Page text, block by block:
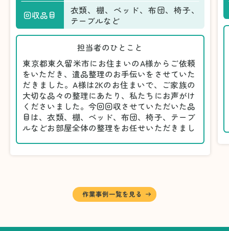
回収品目
衣類、棚、ベッド、布団、椅子、
テーブルなど
担当者のひとこと
東京都東久留米市にお住まいのA様からご依頼
をいただき、遺品整理のお手伝いをさせていた
だきました。A様は2Kのお住まいで、ご家族の
大切な品々の整理にあたり、私たちにお声がけ
くださいました。今回回収させていただいた品
目は、衣類、棚、ベッド、布団、椅子、テーブ
ルなどお部屋全体の整理をお任せいただきまし
に仕分けしました。
A様から「手際よく進めてくれて助かりまし
るのは難しかったと思います」との温かいお言
作業事例一覧を見る